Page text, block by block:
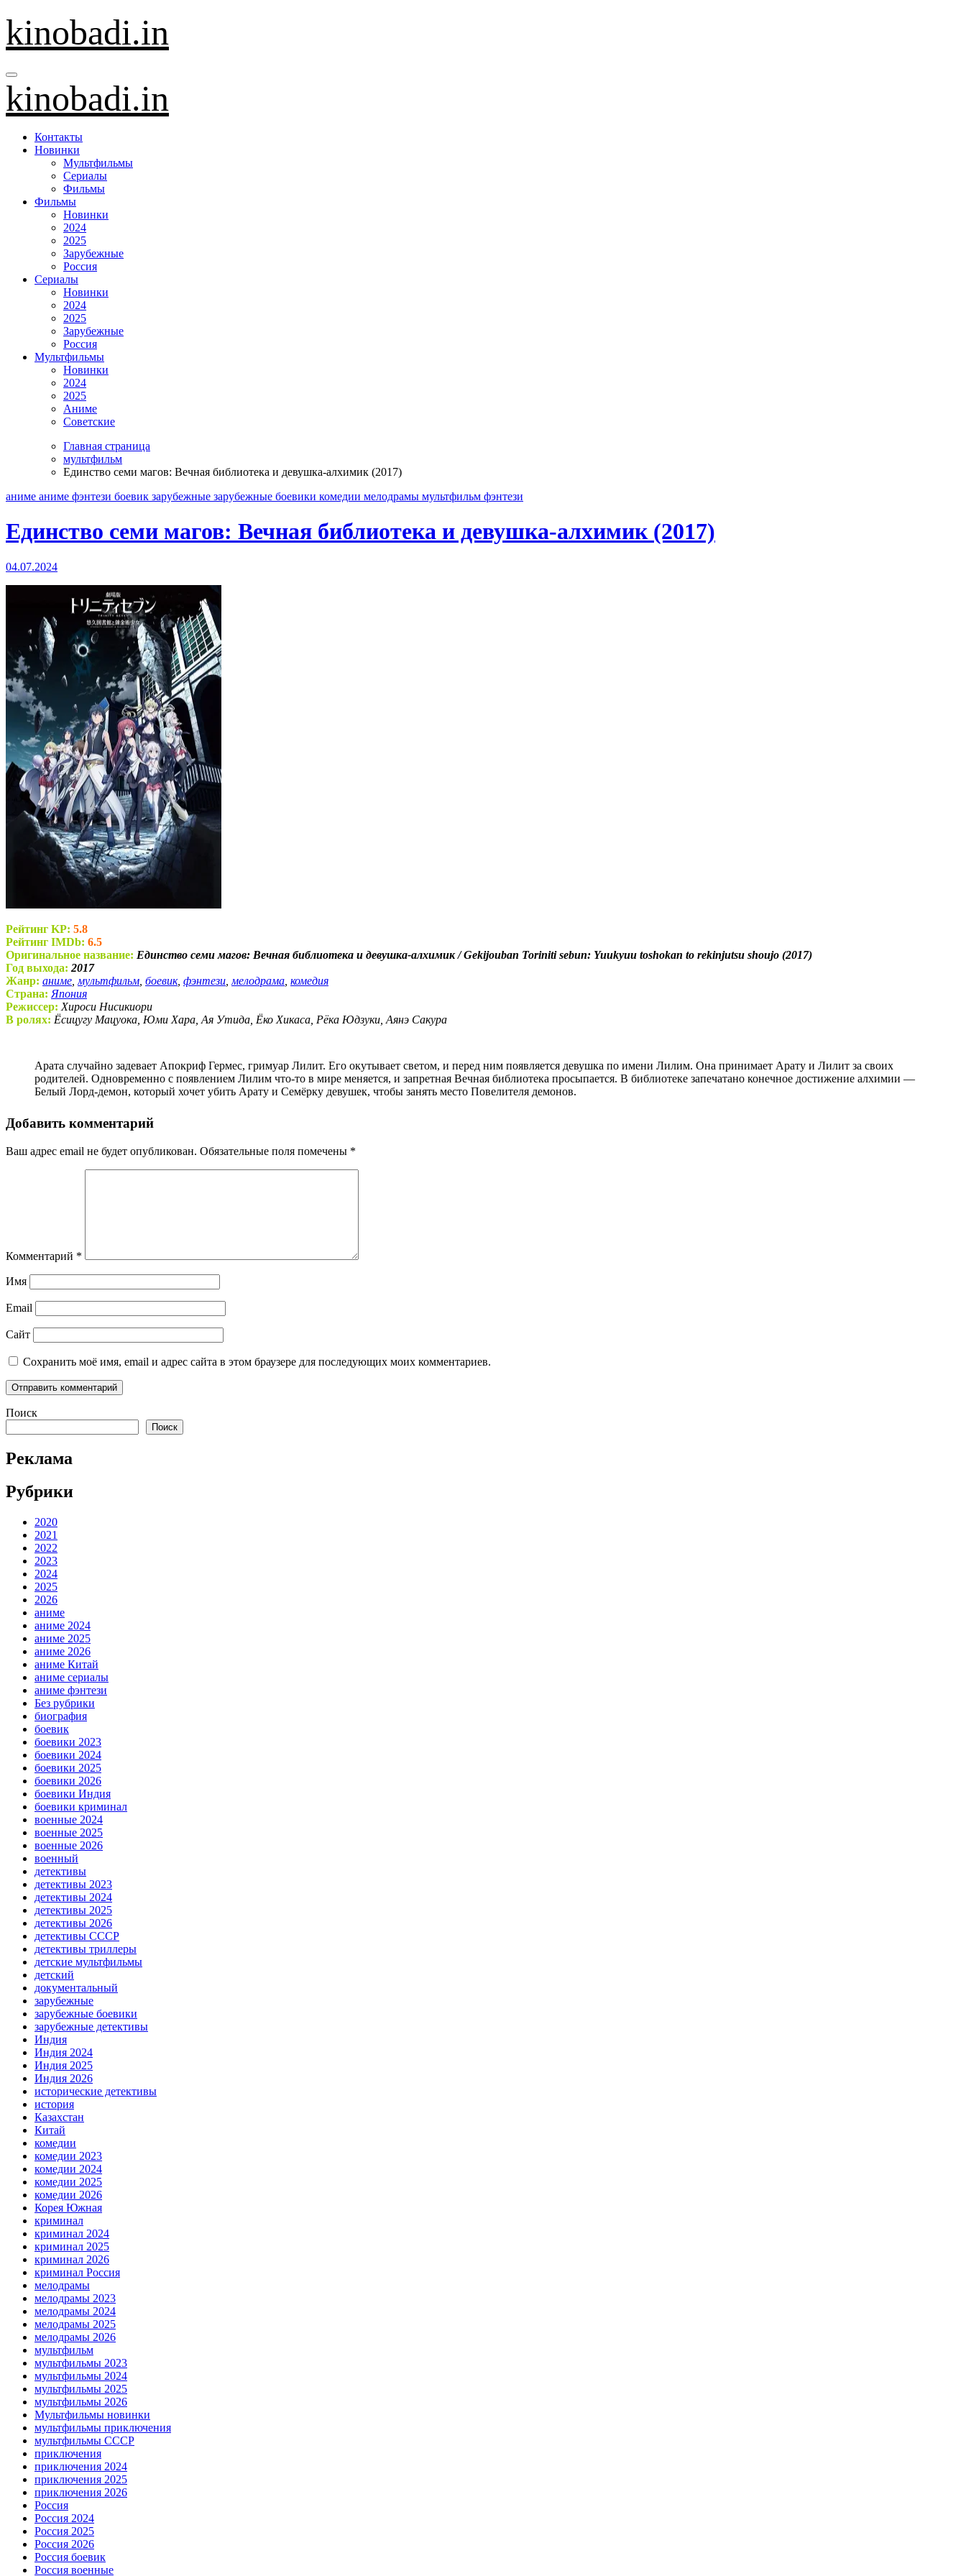
Перейти
содержанию
kinobadi.in
kinobadi.in
Контакты
Новинки
Мультфильмы
Сериалы
Фильмы
Фильмы
Новинки
2024
2025
Зарубежные
Россия
Сериалы
Новинки
2024
2025
Зарубежные
Россия
Мультфильмы
Новинки
2024
2025
Аниме
Советские
Главная страница
мультфильм
Единство семи магов: Вечная библиотека и девушка-алхимик (2017)
аниме аниме фэнтези боевик зарубежные зарубежные боевики комедии мелодрамы мультфильм фэнтези
Единство семи магов: Вечная библиотека и девушка-алхимик (2017)
04.07.2024
Рейтинг KP: 5.8
Рейтинг IMDb: 6.5
Оригинальное название: Единство семи магов: Вечная библиотека и девушка-алхимик / Gekijouban Toriniti sebun: Yuukyuu toshokan to rekinjutsu shoujo (2017)
Год выхода: 2017
Жанр: аниме мультфильм боевик, фэнтези мелодрама комедия
Страна: Япония
Режиссер: Хироси Нисикиори
В ролях: Ёсицугу Мацуока, Юми Хара, Ая Утида, Ёко Хикаса, Рёка Юдзуки, Аянэ Сакура
Арата случайно задевает Апокриф Гермес, гримуар Лилит. Его окутывает светом, и перед ним появляется девушка по имени Лилим. Она принимает Арату и Лилит за своих
родителей. Одновременно с появлением Лилим что-то в мире меняется, и запретная Вечная библиотека просыпается. В библиотеке запечатано конечное достижение алхимии —
Белый Лорд-демон, который хочет убить Арату и Семёрку девушек, чтобы занять место Повелителя демонов.
Добавить комментарий
Ваш адрес email не будет опубликован. Обязательные поля помечены *
Комментарий *
Имя
Email
Сайт
Сохранить моё имя, email и адрес сайта в этом браузере для последующих моих комментариев.
Поиск
Поиск
Реклама
Рубрики
2020
2021
2022
2023
2024
2025
2026
аниме
аниме 2024
аниме 2025
аниме 2026
аниме Китай
аниме сериалы
аниме фэнтези
Без рубрики
биография
боевик
боевики 2023
боевики 2024
боевики 2025
боевики 2026
боевики Индия
боевики криминал
военные 2024
военные 2025
военные 2026
военный
детективы
детективы 2023
детективы 2024
детективы 2025
детективы 2026
детективы СССР
детективы триллеры
детские мультфильмы
детский
документальный
зарубежные
зарубежные боевики
зарубежные детективы
Индия
Индия 2024
Индия 2025
Индия 2026
исторические детективы
история
Казахстан
Китай
комедии
комедии 2023
комедии 2024
комедии 2025
комедии 2026
Корея Южная
криминал
криминал 2024
криминал 2025
криминал 2026
криминал Россия
мелодрамы
мелодрамы 2023
мелодрамы 2024
мелодрамы 2025
мелодрамы 2026
мультфильм
мультфильмы 2023
мультфильмы 2024
мультфильмы 2025
мультфильмы 2026
Мультфильмы новинки
мультфильмы приключения
мультфильмы СССР
приключения
приключения 2024
приключения 2025
приключения 2026
Россия
Россия 2024
Россия 2025
Россия 2026
Россия боевик
Россия военные